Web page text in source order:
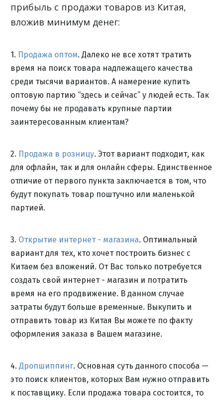
прибыль с продажи товаров из Китая,
вложив минимум денег:
1. Продажа оптом. Далеко не все хотят тратить
время на поиск товара надлежащего качества
среди тысячи вариантов. А намерение купить
оптовую партию “здесь и сейчас” у людей есть. Так
почему бы не продавать крупные партии
заинтересованным клиентам?
2. Продажа в розницу. Этот вариант подходит, как
для офлайн, так и для онлайн сферы. Единственное
отличие от первого пункта заключается в том, что
будут покупать товар поштучно или маленькой
партией.
3. Открытие интернет - магазина. Оптимальный
вариант для тех, кто хочет построить бизнес с
Китаем без вложений. От Вас только потребуется
создать свой интернет - магазин и потратить
время на его продвижение. В данном случае
затраты будут больше временные. Выкупить и
отправить товар из Китая Вы можете по факту
оформления заказа в Вашем магазине.
4. Дропшиппинг. Основная суть данного способа —
это поиск клиентов, которых Вам нужно отправить
к поставщику. Если продажа товара состоится, то